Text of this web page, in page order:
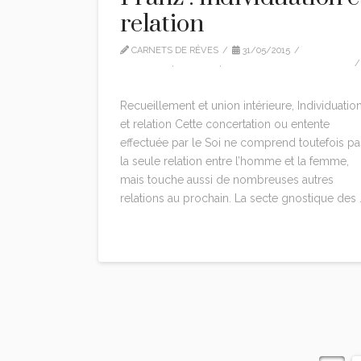
relation
CARNETS DE RÊVES
31/05/2015
, ,
Recueillement et union intérieure, Individuation
et relation Cette concertation ou entente
effectuée par le Soi ne comprend toutefois
la seule relation entre l’homme et la femme,
mais touche aussi de nombreuses autres
relations au prochain. La secte gnostique des